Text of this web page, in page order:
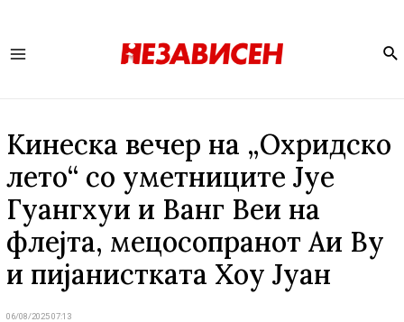
Кинеска вечер на „Охридско
лето“ со уметниците Јуе
Гуангхуи и Ванг Веи на
флејта, мецосопранот Аи Ву
и пијанистката Хоу Јуан
06/08/2025 07:13